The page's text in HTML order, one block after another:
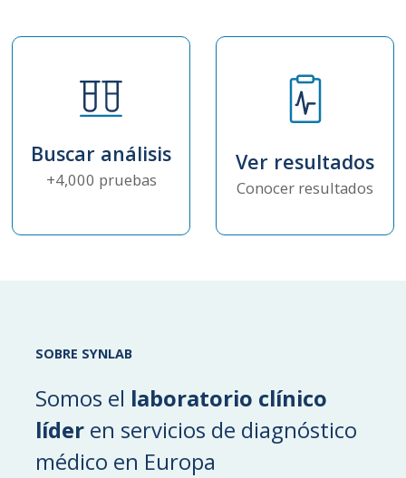
Buscar análisis
+4,000 pruebas
Ver resultados
Conocer resultados
SOBRE SYNLAB
Somos el laboratorio clínico
líder en servicios de diagnóstico
médico en Europa